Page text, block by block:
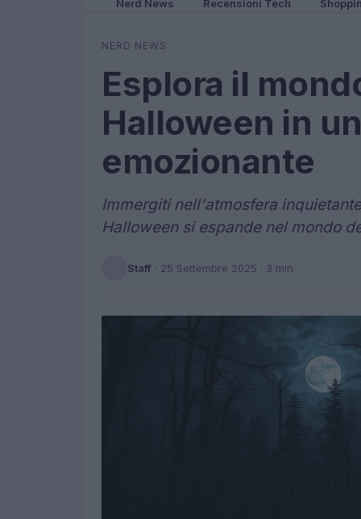
Nerd News Recensioni Tech
NERD NEWS
Esplora il
Halloween in
emozionante
Immergiti nell'atmosfera
Halloween si espande nel mondo
Staff · 25 Settembre 2025 · 3 min